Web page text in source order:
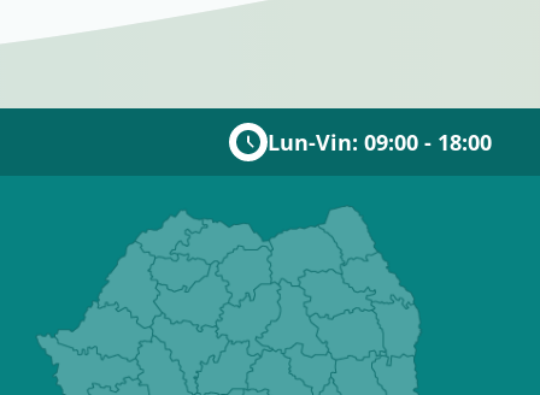
Lun-Vin: 09:00 - 18:00